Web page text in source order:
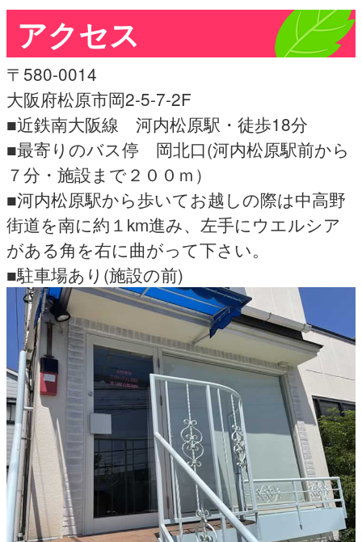
アクセス
〒580-0014
大阪府松原市岡2-5-7-2F
■近鉄南大阪線 河内松原駅・徒歩18分
■最寄りのバス停 岡北口(河内松原駅前から
７分・施設まで２００ｍ）
■河内松原駅から歩いてお越しの際は中高野
街道を南に約１km進み、左手にウエルシア
がある角を右に曲がって下さい。
■駐車場あり(施設の前)